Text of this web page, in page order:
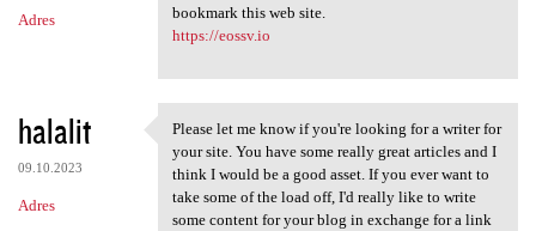
Adres
bookmark this web site.
https://eossv.io
halalit
09.10.2023
Adres
Please let me know if you're
Please let me know if you're looking for a writer for
your site. You have some really great articles and I
think I would be a good asset. If you ever want to
take some of the load off, I'd really like to write
some content for your blog in exchange for a link